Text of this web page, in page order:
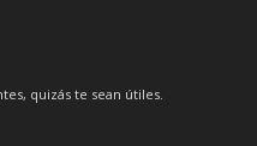
quizás te sean útiles.